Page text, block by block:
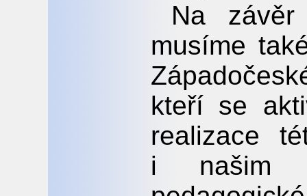
Na závěr
musíme
kteří se
realizace
i našim